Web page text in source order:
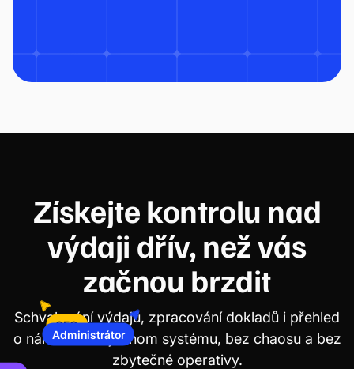
Získejte kontrolu nad
výdaji dřív, než vás
začnou brzdit
CFO
Administrátor
Schvalování výdajů, zpracování dokladů i přehled
o nákladech v jednom systému, bez chaosu a bez
zbytečné operativy.